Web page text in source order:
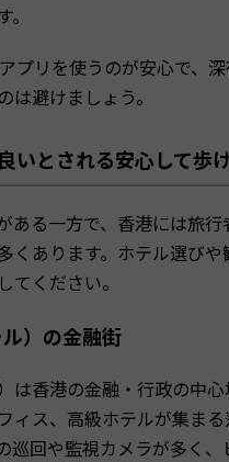
プリを使うのが安心で、
は避けましょう。
いとされる安心して歩
ある一方で、香港には旅行
くあります。ホテル選びや
てください。
）の金融街
は香港の金融・行政の中
ィス、高級ホテルが集ま
巡回や監視カメラが多く、